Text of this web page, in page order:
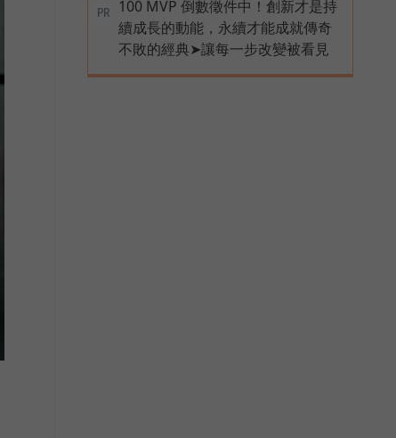
PR
100 MVP 倒數徵件中！創新才是持
續成長的動能，永續才能成就傳奇
不敗的經典➤讓每一步改變被看見